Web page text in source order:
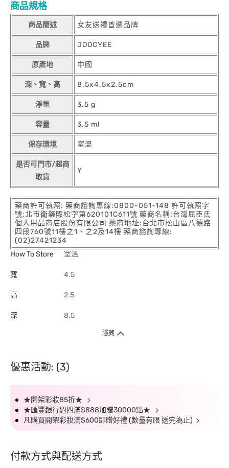
商品規格
商品簡述 女友送禮首選品牌
品牌 JOOCYEE
原產地 中國
深、寬、高 8.5x4.5x2.5cm
淨重 3.5 g
容量 3.5 ml
保存環境 室溫
是否可門市/超商
取貨
Y
藥商許可執照: 藥商諮詢專線:0800-051-148 許可執照字
號:北市衛藥販松字第620101C611號 藥商名稱:台灣屈臣氏
個人用品商店股份有限公司 藥商地址:台北市松山區八德路
四段760號11樓之1、之2及14樓 藥商諮詢專線:
(02)27421234
How To Store
室溫
寬 4.5
高 2.5
深 8.5
隱藏
優惠活動: (3)
★開架彩妝85折★
★匯豐銀行週四滿$888加贈30000點★
凡購買開架彩妝滿$600即贈好禮 (數量有限 送完為止)
付款方式與配送方式